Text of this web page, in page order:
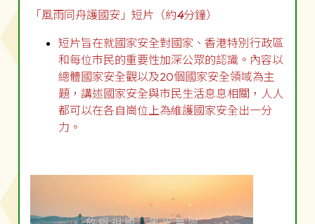
「風雨同舟護國安」短片（約4分鐘）
短片旨在就國家安全對國家、香港特別行政區
和每位市民的重要性加深公眾的認識。內容以
總體國家安全觀以及20個國家安全領域為主
題，講述國家安全與市民生活息息相關，人人
都可以在各自崗位上為維護國家安全出一分
力。